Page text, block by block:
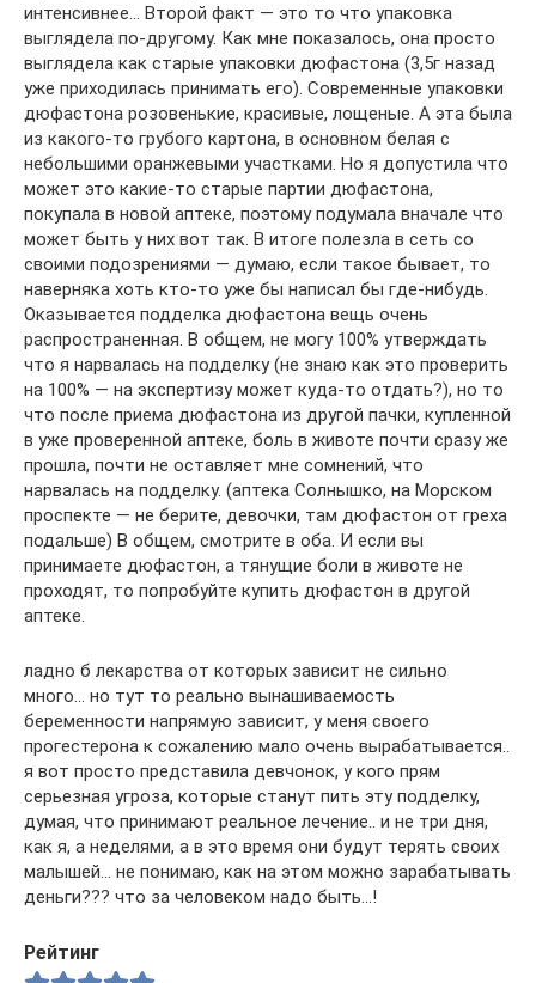
интенсивнее… Второй факт — это то что упаковка
выглядела по-другому. Как мне показалось, она просто
выглядела как старые упаковки дюфастона (3,5г назад
уже приходилась принимать его). Современные упаковки
дюфастона розовенькие, красивые, лощеные. А эта была
из какого-то грубого картона, в основном белая с
небольшими оранжевыми участками. Но я допустила что
может это какие-то старые партии дюфастона,
покупала в новой аптеке, поэтому подумала вначале что
может быть у них вот так. В итоге полезла в сеть со
своими подозрениями — думаю, если такое бывает, то
наверняка хоть кто-то уже бы написал бы где-нибудь.
Оказывается подделка дюфастона вещь очень
распространенная. В общем, не могу 100% утверждать
что я нарвалась на подделку (не знаю как это проверить
на 100% — на экспертизу может куда-то отдать?), но то
что после приема дюфастона из другой пачки, купленной
в уже проверенной аптеке, боль в животе почти сразу же
прошла, почти не оставляет мне сомнений, что
нарвалась на подделку. (аптека Солнышко, на Морском
проспекте — не берите, девочки, там дюфастон от греха
подальше) В общем, смотрите в оба. И если вы
принимаете дюфастон, а тянущие боли в животе не
проходят, то попробуйте купить дюфастон в другой
аптеке.
ладно б лекарства от которых зависит не сильно
много… но тут то реально вынашиваемость
беременности напрямую зависит, у меня своего
прогестерона к сожалению мало очень вырабатывается..
я вот просто представила девчонок, у кого прям
серьезная угроза, которые станут пить эту подделку,
думая, что принимают реальное лечение.. и не три дня,
как я, а неделями, а в это время они будут терять своих
малышей… не понимаю, как на этом можно зарабатывать
деньги??? что за человеком надо быть…!
Рейтинг